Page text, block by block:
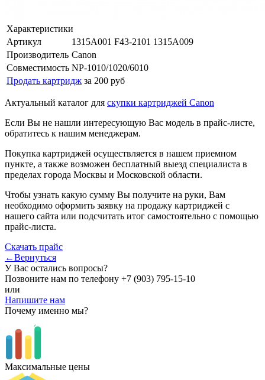
Характеристики
Артикул
1315A001 F43-2101 1315A009
Производитель Canon
Совместимость NP-1010/1020/6010
Продать картридж за 200 руб
Актуальный каталог для скупки картриджей Canon
Если Вы не нашли интересующую Вас модель в прайс-листе,
обратитесь к нашим менеджерам.
Покупка картриджей осуществляется в нашем приемном
пункте, а также возможен бесплатный выезд специалиста в
пределах города Москвы и Московской области.
Чтобы узнать какую сумму Вы получите на руки, Вам
необходимо оформить заявку на продажу картриджей с
нашего сайта или подсчитать итог самостоятельно с помощью
прайс-листа.
Скачать прайс
←Вернуться
У Вас остались вопросы?
Позвоните нам по телефону +7 (903) 795-15-10
или
Напишите нам
Почему именно мы?
Максимальные цены